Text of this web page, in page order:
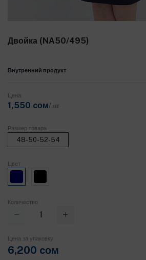
Двойка (NA50/495)
Внутренний продукт
Цена
1,550 cом/шт
Размер товара
48-50-52-54
Цвет
Количество
Цена за упаковку
6,200 cом